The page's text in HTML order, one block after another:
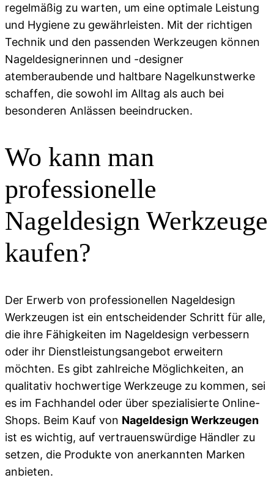
regelmäßig zu warten, um eine optimale Leistung
und Hygiene zu gewährleisten. Mit der richtigen
Technik und den passenden Werkzeugen können
Nageldesignerinnen und -designer
atemberaubende und haltbare Nagelkunstwerke
schaffen, die sowohl im Alltag als auch bei
besonderen Anlässen beeindrucken.
Wo kann man
professionelle
Nageldesign Werkzeuge
kaufen?
Der Erwerb von professionellen Nageldesign
Werkzeugen ist ein entscheidender Schritt für alle,
die ihre Fähigkeiten im Nageldesign verbessern
oder ihr Dienstleistungsangebot erweitern
möchten. Es gibt zahlreiche Möglichkeiten, an
qualitativ hochwertige Werkzeuge zu kommen, sei
es im Fachhandel oder über spezialisierte Online-
Shops. Beim Kauf von Nageldesign Werkzeugen
ist es wichtig, auf vertrauenswürdige Händler zu
setzen, die Produkte von anerkannten Marken
anbieten.